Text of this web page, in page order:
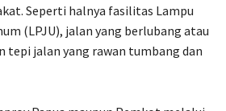
Seperti halnya fasilitas Lampu
(LPJU), jalan yang berlubang atau
tepi jalan yang rawan tumbang dan